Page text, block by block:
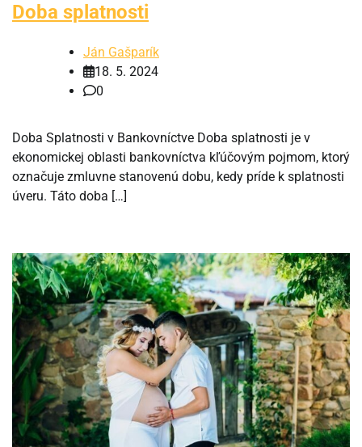
Doba splatnosti
Ján Gašparík
18. 5. 2024
0
Doba Splatnosti v Bankovníctve Doba splatnosti je v
ekonomickej oblasti bankovníctva kľúčovým pojmom, ktorý
označuje zmluvne stanovenú dobu, kedy príde k splatnosti
úveru. Táto doba […]